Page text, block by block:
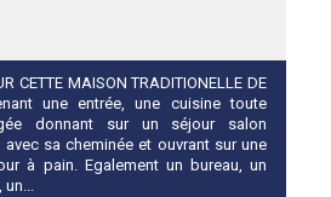
CETTE MAISON TRADITIONELLE DE
une entrée, une cuisine toute
donnant sur un séjour salon
sa cheminée et ouvrant sur une
à pain. Egalement un bureau, un